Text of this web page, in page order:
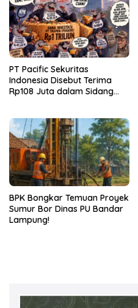
PT Pacific Sekuritas
Indonesia Disebut Terima
Rp108 Juta dalam Sidang
BPK Bongkar Temuan Proyek
Sumur Bor Dinas PU Bandar
Lampung!